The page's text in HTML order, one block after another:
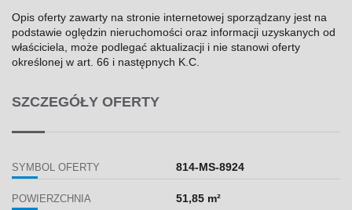
Opis oferty zawarty na stronie internetowej sporządzany jest na
podstawie oględzin nieruchomości oraz informacji uzyskanych od
właściciela, może podlegać aktualizacji i nie stanowi oferty
określonej w art. 66 i następnych K.C.
SZCZEGÓŁY OFERTY
SYMBOL OFERTY 814-MS-8924
POWIERZCHNIA 51,85 m²